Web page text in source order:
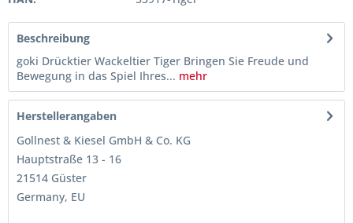
Beschreibung
goki Drücktier Wackeltier Tiger Bringen Sie Freude und
Bewegung in das Spiel Ihres... mehr
Herstellerangaben
Gollnest & Kiesel GmbH & Co. KG
Hauptstraße 13 - 16
21514 Güster
Germany, EU